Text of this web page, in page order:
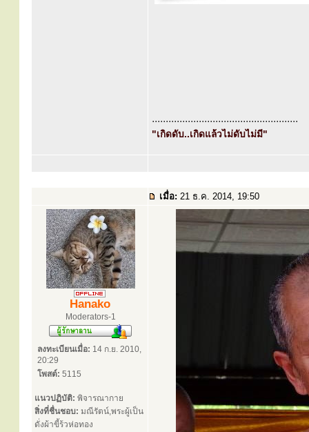
.....................................................
"เกิดดับ..เกิดแล้วไม่ดับไม่มี"
เมื่อ: 21 ธ.ค. 2014, 19:50
Hanako
Moderators-1
ลงทะเบียนเมื่อ: 14 ก.ย. 2010,
20:29
โพสต์: 5115
แนวปฏิบัติ: พิจารณากาย
สิ่งที่ชื่นชอบ: มณีรัตน์,พระผู้เป็น
ดั่งผ้าขี้ร้วห่อทอง